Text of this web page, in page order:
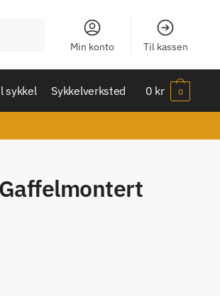
Min konto Til kassen
sykkel Sykkelverksted 0 kr 0